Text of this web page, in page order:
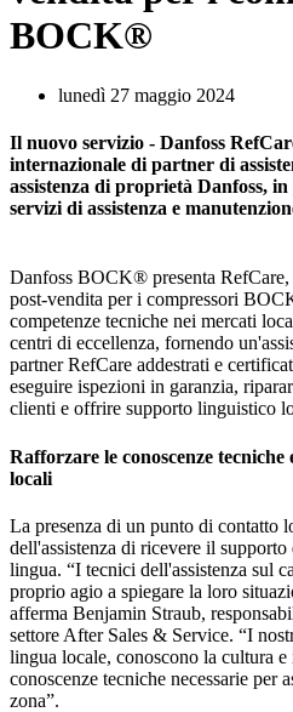
BOCK®
lunedì 27 maggio 2024
Il nuovo servizio - Danfoss
internazionale di partner di
assistenza di proprietà Danfoss,
servizi di assistenza e
Danfoss BOCK® presenta
post-vendita per i compressori
competenze tecniche nei mercati
centri di eccellenza, fornendo
partner RefCare addestrati e
eseguire ispezioni in garanzia,
clienti e offrire supporto linguistico
Rafforzare le conoscenze tecniche
locali
La presenza di un punto di contatto
dell'assistenza di ricevere il
lingua. “I tecnici dell'assistenza sul
proprio agio a spiegare la loro
afferma Benjamin Straub,
settore After Sales & Service. “I
lingua locale, conoscono la cultura
conoscenze tecniche necessarie per
zona”.